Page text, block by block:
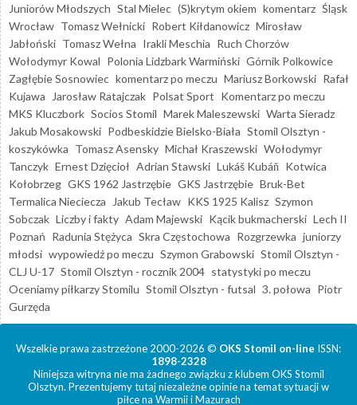
Juniorów Młodszych Stal Mielec (S)krytym okiem komentarz Śląsk
Wrocław Tomasz Wełnicki Robert Kiłdanowicz Mirosław
Jabłoński Tomasz Wełna Irakli Meschia Ruch Chorzów
Wołodymyr Kowal Polonia Lidzbark Warmiński Górnik Polkowice
Zagłębie Sosnowiec komentarz po meczu Mariusz Borkowski Rafał
Kujawa
Jarosław Ratajczak Polsat Sport Komentarz po meczu
MKS Kluczbork Socios Stomil Marek Maleszewski Warta Sieradz
Jakub Mosakowski Podbeskidzie Bielsko-Biała Stomil Olsztyn -
koszykówka Tomasz Asensky Michał Kraszewski Wołodymyr
Tanczyk Ernest Dzięcioł Adrian Stawski Lukáš Kubáň Kotwica
Kołobrzeg GKS 1962 Jastrzębie GKS Jastrzębie Bruk-Bet
Termalica Nieciecza
Jakub Tecław KKS 1925 Kalisz Szymon
Sobczak Liczby i fakty Adam Majewski Kącik bukmacherski Lech II
Poznań Radunia Stężyca Skra Częstochowa Rozgrzewka juniorzy
młodsi wypowiedź po meczu Szymon Grabowski Stomil Olsztyn -
CLJ U-17 Stomil Olsztyn - rocznik 2004 statystyki po meczu
Oceniamy piłkarzy Stomilu Stomil Olsztyn - futsal 3. połowa Piotr
Gurzęda
Wszelkie prawa zastrzeżone 2000-2026 © OKS Stomil on-line ISSN:
1898-2328
Niniejsza witryna nie ma żadnego związku z klubem OKS Stomil
Olsztyn. Prezentujemy tutaj niezależne opinie na temat sytuacji w
piłce na Warmii i Mazurach